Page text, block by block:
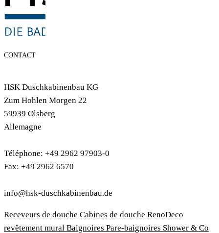
CONTACT
HSK Duschkabinenbau KG
Zum Hohlen Morgen 22
59939 Olsberg
Allemagne
Téléphone: +49 2962 97903-0
Fax: +49 2962 6570
info@hsk-duschkabinenbau.de
Receveurs de douche Cabines de douche RenoDeco
revêtement mural Baignoires Pare-baignoires Shower & Co